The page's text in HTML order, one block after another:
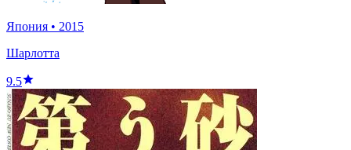
Япония • 2015
Шарлотта
9.5